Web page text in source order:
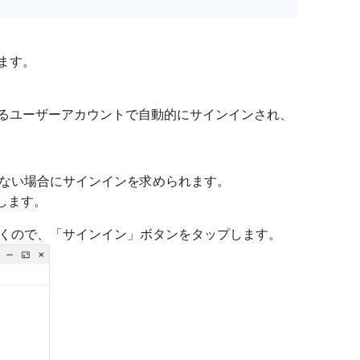
。
ーザーアカウントで自動的にサインインされ、
場合にサインインを求められます。
す。
で、「サインイン」ボタンをタップします。